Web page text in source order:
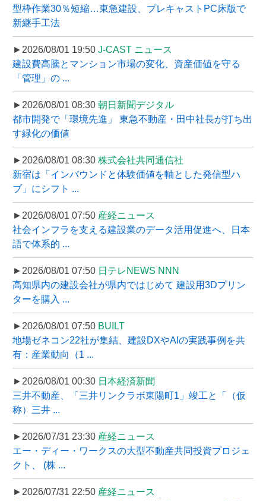
型枠作業30％短縮…東急建設、プレキャストPC床版で
新継手工法
►2026/08/01 19:50 J-CAST ニュース
建設費高騰とマンション市場の変化、資産価値を守る
「管理」の ...
►2026/08/01 08:30 朝日新聞デジタル
都市開発で「環境先進」 東急不動産・田中社長が打ち出
す緑化の価値
►2026/08/01 08:30 株式会社共同通信社
新宿は「インバウンドと体験価値を軸とした発信型ハ
ブ」にシフト ...
►2026/08/01 07:50 産経ニュース
社会インフラを支える建設業のデータ活用促進へ、日本
語で体系的 ...
►2026/08/01 07:50 日テレNEWS NNN
高知県内の建設会社が県内ではじめて 建設用3Dプリン
ターを購入 ...
►2026/08/01 07:50 BUILT
地場ゼネコン22社が集結、建設DXやAIの実践事例を共
有：産業動向（1 ...
►2026/08/01 00:30 日本経済新聞
三井不動産、「三井リンクラボ東陽町1」竣工と「（仮
称）三井 ...
►2026/07/31 23:30 産経ニュース
エー・ディー・ワークスの大型不動産共同投資プロジェ
クト、 (株 ...
►2026/07/31 22:50 産経ニュース